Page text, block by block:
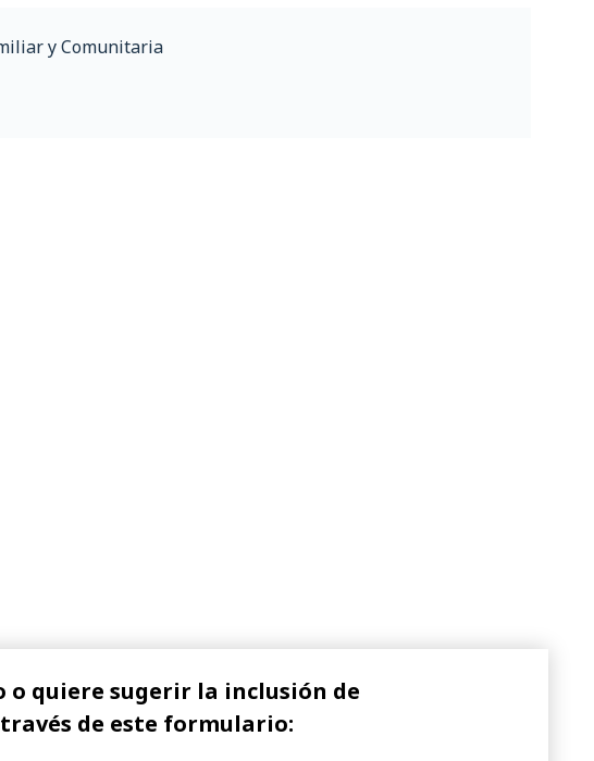
y Comunitaria
o quiere sugerir la inclusión de
de este formulario: